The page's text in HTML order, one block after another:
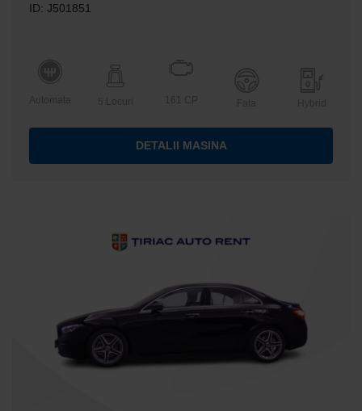
ID: J501851
Automata 5 Locuri Fata Hybrid
DETALII MASINA